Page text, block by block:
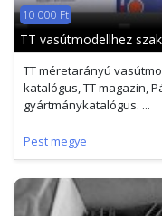
10 000 Ft
TT vasútmodellhez
TT méretarányú
katalógus, TT magazin,
gyártmánykatalógus. ...
Pest megye